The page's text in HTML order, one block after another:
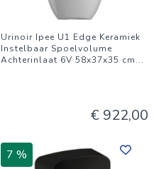
Urinoir Ipee U1 Edge Keramiek
Instelbaar Spoelvolume
Achterinlaat 6V 58x37x35 cm...
€ 922,00
7 %